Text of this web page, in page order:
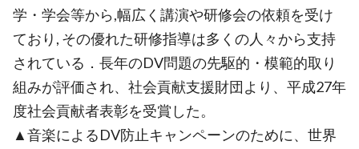
学・学会等から,幅広く講演や研修会の依頼を受け
ており, その優れた研修指導は多くの人々から支持
されている．長年のDV問題の先駆的・模範的取り
組みが評価され、社会貢献支援財団より、平成27年
度社会貢献者表彰を受賞した。
▲音楽によるDV防止キャンペーンのために、世界